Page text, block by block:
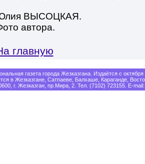
ВЫСОЦКАЯ.
автора.
главную
газета города Жезказгана. Издаётся с октября
в Жезказгане, Сатпаеве, Балхаше, Караганде,
г. Жезказган, пр.Мира, 2. Тел. (7102) 723155. E-